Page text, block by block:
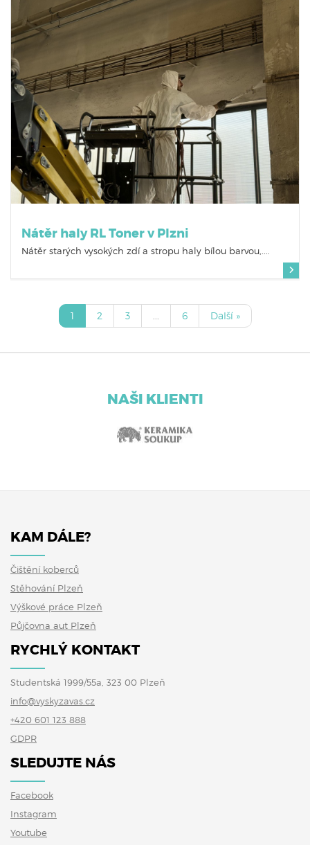
Nátěr haly RL Toner v Plzni
Nátěr starých vysokých zdí a stropu haly bílou barvou,....
1 2 3 6 Další »
NAŠI KLIENTI
KAM DÁLE?
Čištění koberců
Stěhování Plzeň
Výškové práce Plzeň
Půjčovna aut Plzeň
RYCHLÝ KONTAKT
Studentská 1999/55a, 323 00 Plzeň
info@vyskyzavas.cz
+420 601 123 888
GDPR
SLEDUJTE NÁS
Facebook
Instagram
Youtube